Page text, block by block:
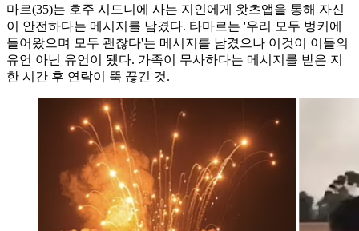
마르(35)는 호주 시드니에 사는 지인에게 왓츠앱을 통해 자신
이 안전하다는 메시지를 남겼다. 타마르는 '우리 모두 벙커에
들어왔으며 모두 괜찮다'는 메시지를 남겼으나 이것이 이들의
유언 아닌 유언이 됐다. 가족이 무사하다는 메시지를 받은 지
한 시간 후 연락이 뚝 끊긴 것.